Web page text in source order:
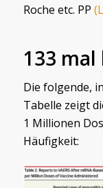
Roche etc. PP
133 mal
Die folgende,
Tabelle zeigt
1 Millionen
Häufigkeit: